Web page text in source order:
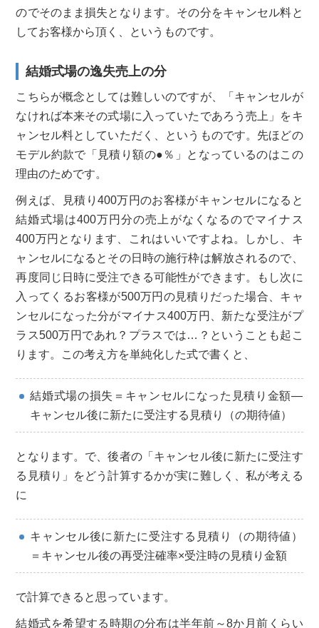
のでそのまま損失となります。その分をキャンセル料と
してお客様から頂く、というものです。
結婚式場の逸失売上の分
こちらが概念としては難しいのですが、「キャンセルが
なければ本来その式場に入っていたであろう売上」をキ
ャンセル料としていただく、というものです。先ほどの
モデル約款で「見積り額の●％」となっているのはこの
理由のためです。
例えば、見積り400万円のお客様がキャンセルになると
結婚式場は400万円分の売上がなくなるのでマイナス
400万円となります、これはいいですよね。しかし、キ
ャンセルになるとその日時の施行枠は解放されるので、
再度同じ日時に受注できる可能性ができます。もし次に
入ってくるお客様が500万円の見積りだった場合、キャ
ンセルになった分がマイナス400万円、新たな受注がプ
ラス500万円であれ？プラスでは…？ということも起こ
ります。この考え方を単純化した式で書くと、
結婚式場の損失＝キャンセルになった見積り金額―
キャンセル後に新たに受注する見積り（の期待値）
となります。で、後者の「キャンセル後に新たに受注す
る見積り」をどう計算するかが実に難しく、私が考える
に
キャンセル後に新たに受注する見積り（の期待値）
＝キャンセル後の再受注確率×受注時の見積り金額
で計算できると思っています。
結婚式を希望する時期の分布は半年前～8か月前くらい